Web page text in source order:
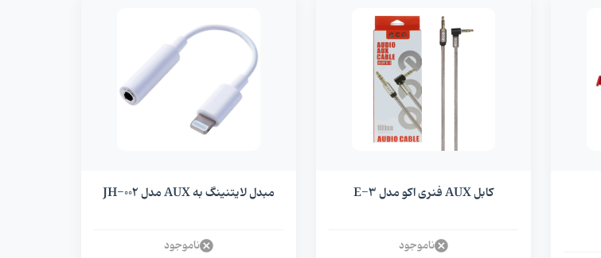
کابل AUX فنری اکو مدل E-3
ناموجود
مبدل لایتنینگ به AUX مدل JH-002
ناموجود